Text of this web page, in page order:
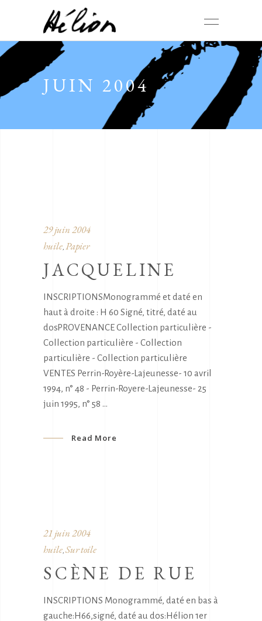
JUIN 2004
29 juin 2004
huile, Papier
JACQUELINE
INSCRIPTIONSMonogrammé et daté en
haut à droite : H 60 Signé, titré, daté au
dosPROVENANCE Collection particulière -
Collection particulière - Collection
particulière - Collection particulière
VENTES Perrin-Royère-Lajeunesse- 10 avril
1994, n° 48 - Perrin-Royere-Lajeunesse- 25
juin 1995, n° 58
Read More
21 juin 2004
huile Sur toile
SCÈNE DE RUE
INSCRIPTIONS Monogrammé, daté en bas à
gauche:H66,signé, daté au dos:Hélion 1er